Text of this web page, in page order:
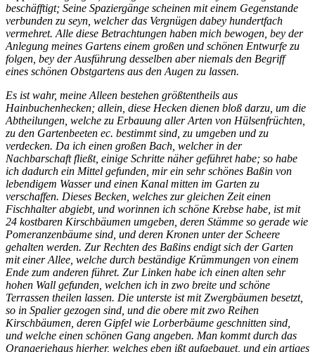
beschäfftigt; Seine Spaziergänge scheinen mit einem Gegenstande
verbunden zu seyn, welcher das Vergnügen dabey hundertfach
vermehret. Alle diese Betrachtungen haben mich bewogen, bey der
Anlegung meines Gartens einem großen und schönen Entwurfe zu
folgen, bey der Ausführung desselben aber niemals den Begriff
eines schönen Obstgartens aus den Augen zu lassen.
Es ist wahr, meine Alleen bestehen größtentheils aus
Hainbuchenhecken; allein, diese Hecken dienen bloß darzu, um die
Abtheilungen, welche zu Erbauung aller Arten von Hülsenfrüchten,
zu den Gartenbeeten ec. bestimmt sind, zu umgeben und zu
verdecken. Da ich einen großen Bach, welcher in der
Nachbarschaft fließt, einige Schritte näher geführet habe; so habe
ich dadurch ein Mittel gefunden, mir ein sehr schönes Baßin von
lebendigem Wasser und einen Kanal mitten im Garten zu
verschaffen. Dieses Becken, welches zur gleichen Zeit einen
Fischhalter abgiebt, und worinnen ich schöne Krebse habe, ist mit
24 kostbaren Kirschbäumen umgeben, deren Stämme so gerade wie
Pomeranzenbäume sind, und deren Kronen unter der Scheere
gehalten werden. Zur Rechten des Baßins endigt sich der Garten
mit einer Allee, welche durch beständige Krümmungen von einem
Ende zum anderen führet. Zur Linken habe ich einen alten sehr
hohen Wall gefunden, welchen ich in zwo breite und schöne
Terrassen theilen lassen. Die unterste ist mit Zwergbäumen besetzt,
so in Spalier gezogen sind, und die obere mit zwo Reihen
Kirschbäumen, deren Gipfel wie Lorberbäume geschnitten sind,
und welche einen schönen Gang angeben. Man kommt durch das
Orangeriehaus hierher, welches eben ißt aufgebauet, und ein artiges